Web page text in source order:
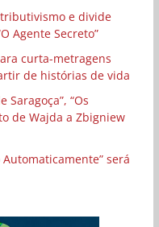
e divide
Agente Secreto”
curta-metragens
de histórias de vida
“Os
de Wajda a Zbigniew
será